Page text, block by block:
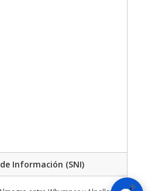
Información (SNI)